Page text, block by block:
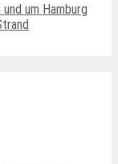
um Hamburg